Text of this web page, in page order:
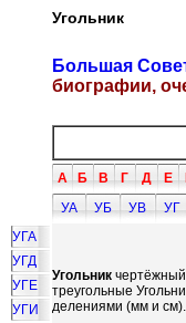
Угольник
Большая
биографии,
А Б В Г Д Е
УА
УБ УВ УГ
УГА
УГД
УГЕ
УГИ
Угольник
треугольные
делениями (мм и см).